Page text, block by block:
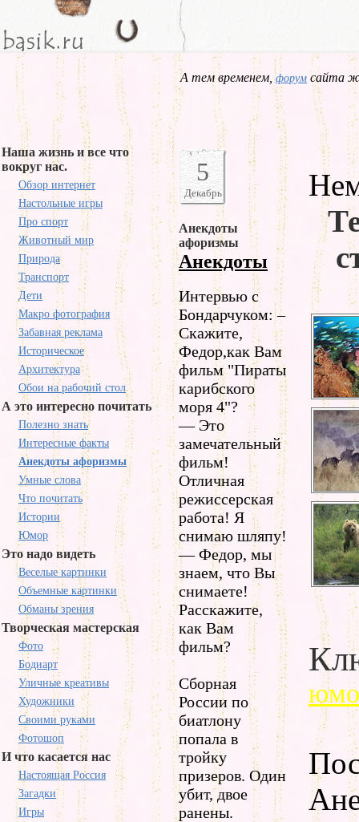
А тем временем,форум сайта
Наша жизнь и все что
вокруг нас.
Обзор интернет
Настольные игры
Про спорт
Животный мир
Природа
Транспорт
Дети
Макро фотография
Забавная реклама
Историческое
Архитектура
Обои на рабочий стол
А это интересно почитать
Полезно знать
Интересные факты
Анекдоты афоризмы
Умные слова
Что почитать
Истории
Юмор
Это надо видеть
Веселые картинки
Объемные картинки
Обманы зрения
Творческая мастерская
Фото
Бодиарт
Уличные креативы
Художники
Своими руками
Фотошоп
И что касается нас
Настоящая Россия
Загадки
Игры
5
Декабрь
Анекдоты
афоризмы
Анекдоты
Интервью с
Бондарчуком: –
Скажите,
Федор,как Вам
фильм "Пираты
карибского
моря 4"?
— Это
замечательный
фильм!
Отличная
режиссерская
работа! Я
снимаю шляпу!
— Федор, мы
знаем, что Вы
снимаете!
Расскажите,
как Вам
фильм?
Сборная
России по
биатлону
попала в
тройку
призеров. Один
убит, двое
ранены.